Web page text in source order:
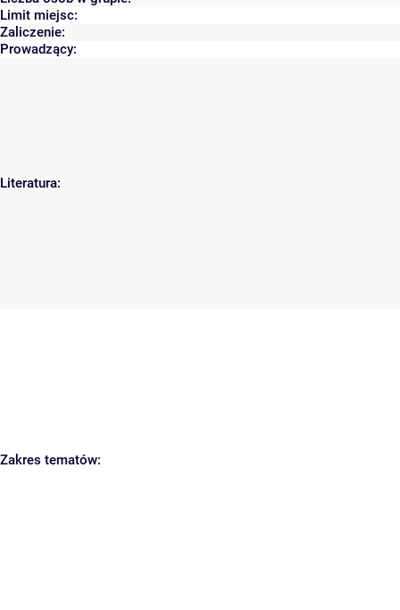
Limit miejsc:
Zaliczenie:
Prowadzący:
Literatura:
Zakres tematów: